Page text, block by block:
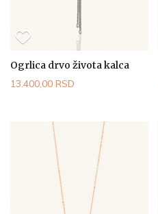
Ogrlica drvo života kalca
13.400,00 RSD